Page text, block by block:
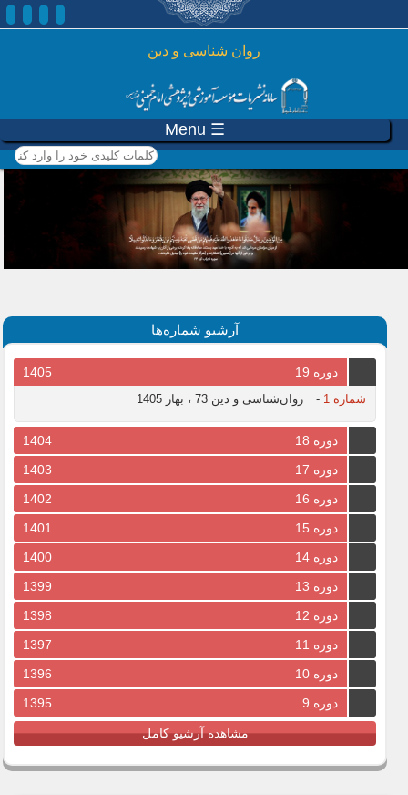
رفتن به محتوای اصلی
روان شناسی و دين
☰ Menu
کلمات کلیدی خود را وارد
کنید
آرشیو شماره‌ها
دوره 19 1405
شماره 1 - روان‌شناسی و دین 73 ، بهار 1405
دوره 18
1404
دوره 17
1403
دوره 16
1402
دوره 15
1401
دوره 14
1400
دوره 13
1399
دوره 12
1398
دوره 11
1397
دوره 10
1396
دوره 9
1395
مشاهده آرشیو کامل